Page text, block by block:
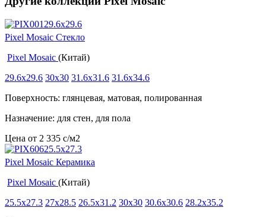
Pixel Mosaic Стекло
Pixel Mosaic (Китай)
29.6x29.6 30x30 31.6x31.6 31.6x34.6
Поверхность: глянцевая, матовая, полированная
Назначение: для стен, для пола
Цена от 2 335 c/м2
Pixel Mosaic Керамика
Pixel Mosaic (Китай)
25.5x27.3 27x28.5 26.5x31.2 30x30 30.6x30.6 28.2x35.2